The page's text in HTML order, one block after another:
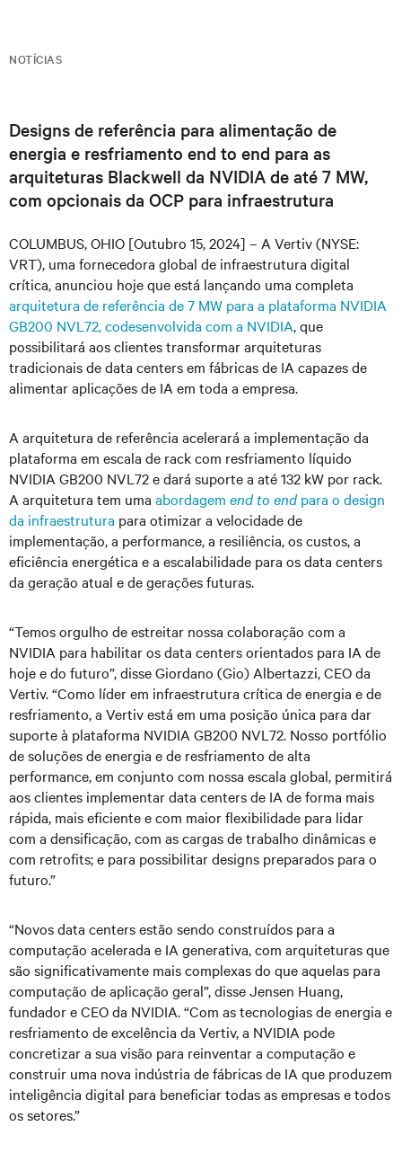
NOTÍCIAS
Designs de referência para alimentação de
energia e resfriamento end to end para as
arquiteturas Blackwell da NVIDIA de até 7 MW,
com opcionais da OCP para infraestrutura
COLUMBUS, OHIO [Outubro 15, 2024] – A Vertiv (NYSE:
VRT), uma fornecedora global de infraestrutura digital
crítica, anunciou hoje que está lançando uma completa
arquitetura de referência de 7 MW para a plataforma NVIDIA
GB200 NVL72, codesenvolvida com a NVIDIA, que
possibilitará aos clientes transformar arquiteturas
tradicionais de data centers em fábricas de IA capazes de
alimentar aplicações de IA em toda a empresa.
A arquitetura de referência acelerará a implementação da
plataforma em escala de rack com resfriamento líquido
NVIDIA GB200 NVL72 e dará suporte a até 132 kW por rack.
A arquitetura tem uma abordagem end to endpara o design
da infraestrutura para otimizar a velocidade de
implementação, a performance, a resiliência, os custos, a
eficiência energética e a escalabilidade para os data centers
da geração atual e de gerações futuras.
“Temos orgulho de estreitar nossa colaboração com a
NVIDIA para habilitar os data centers orientados para IA de
hoje e do futuro”, disse Giordano (Gio) Albertazzi, CEO da
Vertiv. “Como líder em infraestrutura crítica de energia e de
resfriamento, a Vertiv está em uma posição única para dar
suporte à plataforma NVIDIA GB200 NVL72. Nosso portfólio
de soluções de energia e de resfriamento de alta
performance, em conjunto com nossa escala global, permitirá
aos clientes implementar data centers de IA de forma mais
rápida, mais eficiente e com maior flexibilidade para lidar
com a densificação, com as cargas de trabalho dinâmicas e
com retrofits; e para possibilitar designs preparados para o
futuro.”
“Novos data centers estão sendo construídos para a
computação acelerada e IA generativa, com arquiteturas que
são significativamente mais complexas do que aquelas para
computação de aplicação geral”, disse Jensen Huang,
fundador e CEO da NVIDIA. “Com as tecnologias de energia e
resfriamento de excelência da Vertiv, a NVIDIA pode
concretizar a sua visão para reinventar a computação e
construir uma nova indústria de fábricas de IA que produzem
inteligência digital para beneficiar todas as empresas e todos
os setores.”